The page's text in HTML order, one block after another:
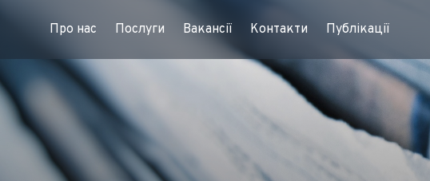
Про нас Послуги Вакансії Контакти Публікації